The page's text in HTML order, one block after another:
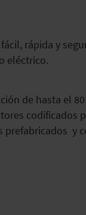
rápida y
eléctrico.
de hasta el
codificados
prefabricados y